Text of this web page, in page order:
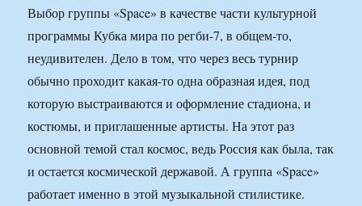
Выбор группы «Space» в качестве части культурной
программы Кубка мира по регби-7, в общем-то,
неудивителен. Дело в том, что через весь турнир
обычно проходит какая-то одна образная идея, под
которую выстраиваются и оформление стадиона, и
костюмы, и приглашенные артисты. На этот раз
основной темой стал космос, ведь Россия как была, так
и остается космической державой. А группа «Space»
работает именно в этой музыкальной стилистике.